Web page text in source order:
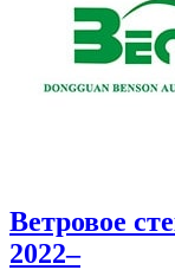
Ветровое
2022–